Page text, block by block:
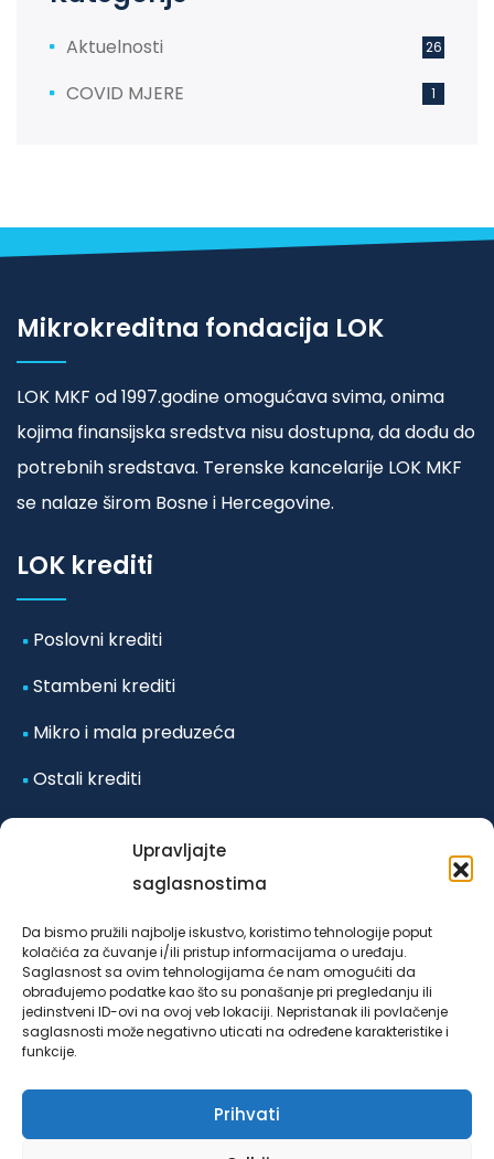
Upravljajte
saglasnostima
Da bismo pružili najbolje iskustvo, koristimo tehnologije poput
kolačića za čuvanje i/ili pristup informacijama o uređaju.
Saglasnost sa ovim tehnologijama će nam omogućiti da
obrađujemo podatke kao što su ponašanje pri pregledanju ili
jedinstveni ID-ovi na ovoj veb lokaciji. Nepristanak ili povlačenje
saglasnosti može negativno uticati na određene karakteristike i
funkcije.
Prihvati
Aktuelnosti 26
COVID MJERE 1
Mikrokreditna fondacija LOK
LOK MKF od 1997.godine omogućava svima, onima
kojima finansijska sredstva nisu dostupna, da dođu do
potrebnih sredstava. Terenske kancelarije LOK MKF
se nalaze širom Bosne i Hercegovine.
LOK krediti
Poslovni krediti
Stambeni krediti
Mikro i mala preduzeća
Ostali krediti
Odluka o posebnim mjerama koje se primjenjuju u
vanrednim okolnostima-poplave iz
mikrokreditne fondacije Sarajevo u Federaciji Bosne i
Hercegovine, broj 4953/03/24 od 25.10.2024. godine.
Copyright 1997.- 2024. Sva prava pridržana. Created by